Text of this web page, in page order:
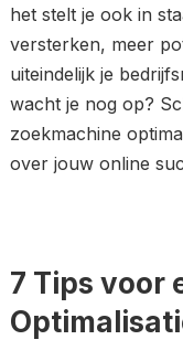
het stelt je ook in
versterken, meer
uiteindelijk je
wacht je nog op?
zoekmachine
over jouw online
7 Tips voor